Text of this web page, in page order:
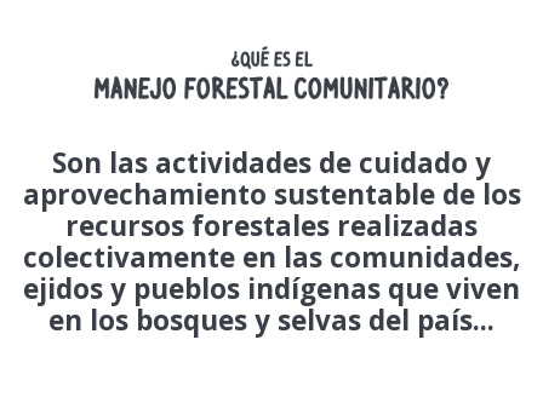
Son las actividades de cuidado y
aprovechamiento sustentable de los
recursos forestales realizadas
colectivamente en las comunidades,
ejidos y pueblos indígenas que viven
en los bosques y selvas del país...